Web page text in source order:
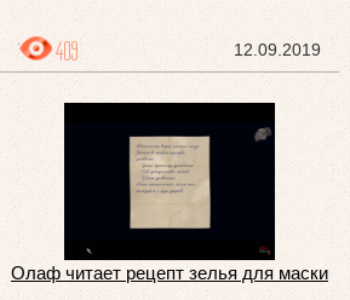
12.09.2019
409
Олаф читает рецепт зелья для маски